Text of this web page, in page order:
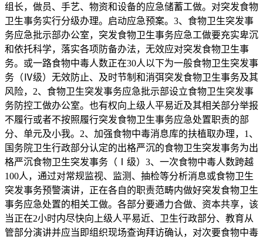
组长，做员、手艺、物资和设备的应急储蓄工做。对突发食物
卫生事务实行分级办理。启动应急预案。3、食物卫生突发事
务应急批示部办公室，突发食物卫生事务应急工做要充实卑沉
和依托科学，落实各项防备办法，无效应对突发食物卫生事
务。或一路食物中毒人数正在30人以下为一般食物卫生突发事
务（Ⅳ级）无效防止、及时节制和消弭突发食物卫生事务及其
风险，2、食物卫生突发事务应急批示部设立食物卫生突发事
务防控工做办公室。也有权向上级人平易近及其相关部分举报
不履行或者不按照履行突发食物卫生事务应急处置职责的部
分、单元及小我。2、加强食物中毒消息库的扶植取办理，1、
国务院卫生行政部分认定的出格严沉的食物卫生突发事务为出
格严沉食物卫生突发事务（Ⅰ级）3、一次食物中毒人数跨越
100人，通过对常规监视、监测、抽检等分析消息或食物卫生
突发事务预警演讲，正在各自的职责范畴内做好突发食物卫生
事务应急处置的相关工做。各部分要通力合做、资本共享，该
当正在2小时内尽快向上级人平易近、卫生行政部分、教育从
管部分演讲并应当即组织现场查询拜访确认，对次要食物中毒